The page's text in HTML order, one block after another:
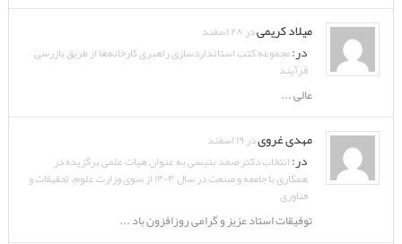
میلاد کریمیدر ۲۸ اسفند
در:مجموعه کتب استانداردسازی راهبری کارخانه‌ها از طریق بازرسی
فرآیند
عالی ...
مهدی غرویدر ۱۹ اسفند
در:انتخاب دکتر صمد بنیسی به عنوان هیات علمی برگزیده در
همکاری با جامعه و صنعت در سال ۱۴۰۴ از سوی وزارت علوم، تحقیقات و
فناوری
توفیقات استاد عزیز و گرامی روزافزون باد ...